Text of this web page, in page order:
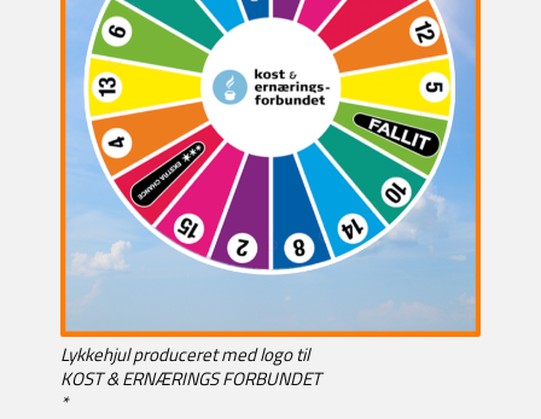
Lykkehjul produceret med logo til
KOST & ERNÆRINGS FORBUNDET
*